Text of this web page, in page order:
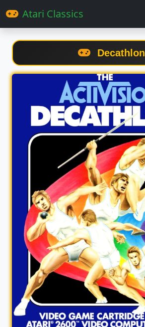
Atari Classics
Decathlon